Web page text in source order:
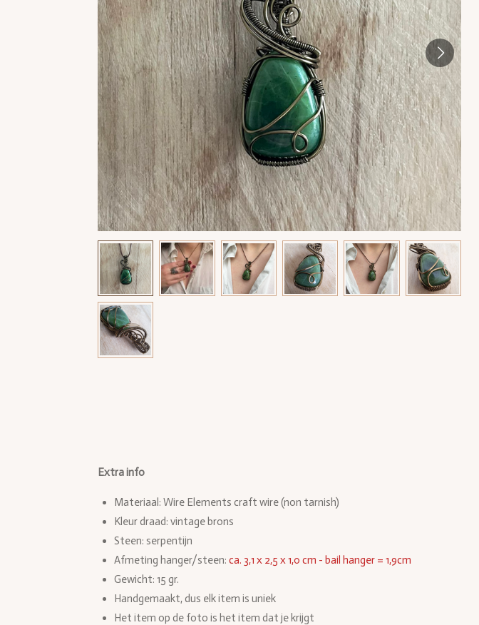
Extra info
Materiaal: Wire Elements craft wire (non tarnish)
Kleur draad: vintage brons
Steen: serpentijn
Afmeting hanger/steen: ca. 3,1 x 2,5 x 1,0 cm - bail hanger = 1,9cm
Gewicht: 15 gr.
Handgemaakt, dus elk item is uniek
Het item op de foto is het item dat je krijgt